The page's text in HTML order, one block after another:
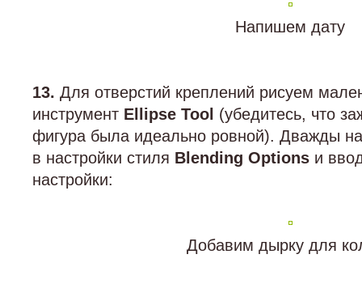
Напишем дату
13. Для отверстий креплений рисуем
инструмент Ellipse Tool (убедитесь, что
фигура была идеально ровной). Дважды
в настройки стиля Blending Options и
настройки:
Добавим дырку для